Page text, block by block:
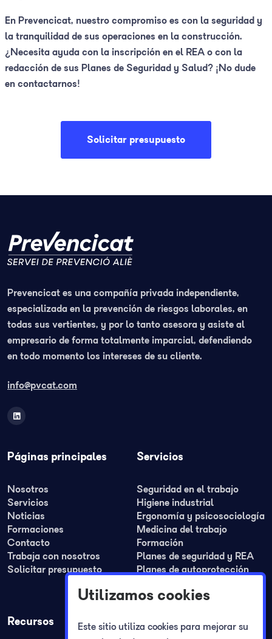
En Prevencicat, nuestro compromiso es con la seguridad y
la tranquilidad de sus operaciones en la construcción.
¿Necesita ayuda con la inscripción en el REA o con la
redacción de sus Planes de Seguridad y Salud? ¡No dude
en contactarnos!
Solicitar presupuesto
Prevencicat es una compañía privada independiente,
especializada en la prevención de riesgos laborales, en
todas sus vertientes, y por lo tanto asesora y asiste al
empresario de forma totalmente imparcial, defendiendo
en todo momento los intereses de su cliente.
info@pvcat.com
Páginas principales
Nosotros
Servicios
Noticias
Formaciones
Contacto
Trabaja con nosotros
Solicitar presupuesto
Servicios
Seguridad en el trabajo
Higiene industrial
Ergonomía y psicosociología
Medicina del trabajo
Formación
Planes de seguridad y REA
Planes de autoprotección
Recursos
Utilizamos cookies
Este sitio utiliza cookies para mejorar su